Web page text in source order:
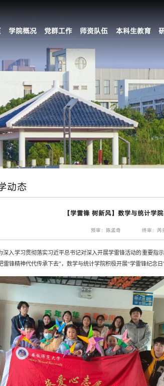
学院概况 党群工作 师资队伍 本科生教育
动态
【学雷锋 树新风】数学与统计学
预审：陈孟奇 终审：芮
深入学习贯彻落实习近平总书记对深入开展学雷锋活动的重要指
雷锋精神代代传承下去”，数学与统计学院积极开展“学雷锋纪念